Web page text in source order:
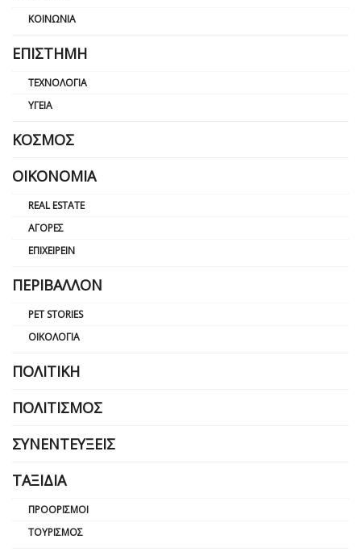
ΚΟΙΝΩΝΊΑ
ΕΠΙΣΤΉΜΗ
ΤΕΧΝΟΛΟΓΊΑ
ΥΓΕΊΑ
ΚΌΣΜΟΣ
ΟΙΚΟΝΟΜΊΑ
REAL ESTATE
ΑΓΟΡΈΣ
ΕΠΙΧΕΙΡΕΊΝ
ΠΕΡΙΒΆΛΛΟΝ
PET STORIES
ΟΙΚΟΛΟΓΊΑ
ΠΟΛΙΤΙΚΉ
ΠΟΛΙΤΙΣΜΌΣ
ΣΥΝΕΝΤΕΎΞΕΙΣ
ΤΑΞΊΔΙΑ
ΠΡΟΟΡΙΣΜΟΊ
ΤΟΥΡΙΣΜΌΣ